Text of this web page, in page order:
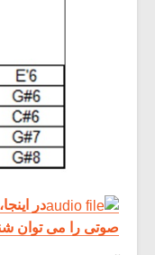
در
صوتی را می توان